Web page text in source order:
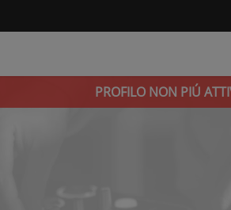
PROFILO NON PIÚ